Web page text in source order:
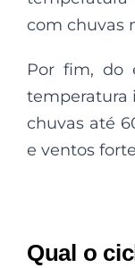
com chuvas
Por fim, do
temperatura
chuvas até
e ventos
Qual o